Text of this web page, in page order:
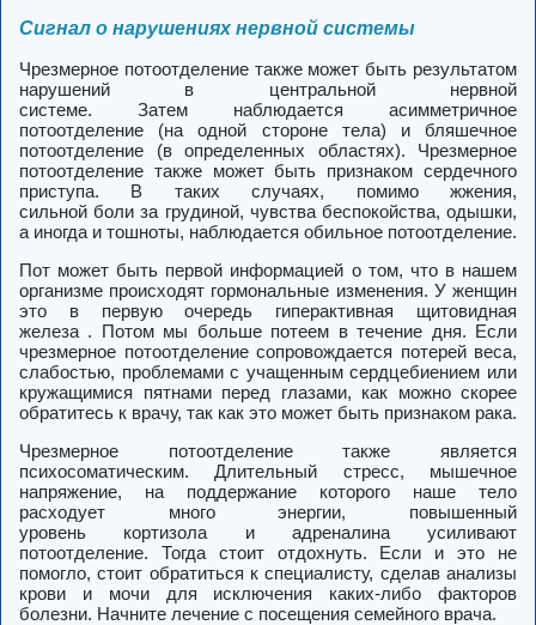
Сигнал о нарушениях нервной системы
Чрезмерное потоотделение также может быть результатом
нарушений в центральной нервной
системе. Затем наблюдается асимметричное
потоотделение (на одной стороне тела) и бляшечное
потоотделение (в определенных областях). Чрезмерное
потоотделение также может быть признаком сердечного
приступа.
В таких случаях, помимо жжения,
сильной боли за грудиной, чувства беспокойства, одышки,
а иногда и тошноты, наблюдается обильное потоотделение.
Пот может быть первой информацией о том, что в нашем
организме происходят гормональные изменения. У женщин
это в первую очередь гиперактивная щитовидная
железа . Потом мы больше потеем в течение дня. Если
чрезмерное потоотделение сопровождается потерей веса,
слабостью, проблемами с учащенным сердцебиением или
кружащимися пятнами перед глазами, как можно скорее
обратитесь к врачу, так как это может быть признаком рака.
Чрезмерное потоотделение также является
психосоматическим. Длительный стресс, мышечное
напряжение, на поддержание которого наше тело
расходует много энергии, повышенный
уровень кортизола и адреналина усиливают
потоотделение. Тогда стоит отдохнуть. Если и это не
помогло, стоит обратиться к специалисту, сделав анализы
крови и мочи для исключения каких-либо факторов
болезни. Начните лечение с посещения семейного врача.